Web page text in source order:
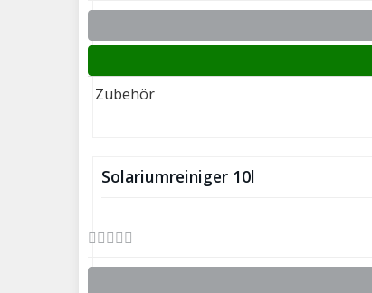
Zubehör
Solariumreiniger 10l